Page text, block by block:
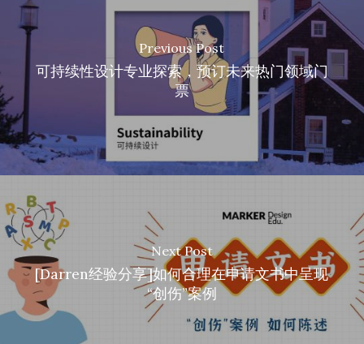
Previous Post
可持续性设计专业探索，预订未来热门领域门
票
Next Post
[Darren经验分享]如何合理在申请文书中呈现
“创伤”案例